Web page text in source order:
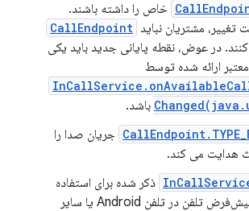
خاص را داشته باشند.
تغییر، مشتریان نباید CallEndpoint
در عوض، نقطه پایانی جدید باید یکی
معتبر ارائه شده توسط
باشد.
جریان صدا را
هدایت می کند.
ذکر شده برای استفاده
توسط برنامه پیش‌فرض تلفن در تلفن Android یا سایر